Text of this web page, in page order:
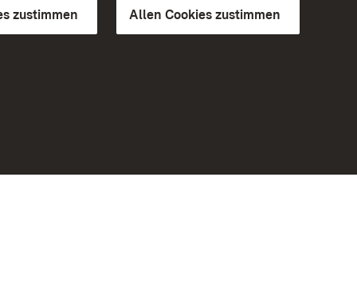
zustimmen Allen Cookies zustimmen